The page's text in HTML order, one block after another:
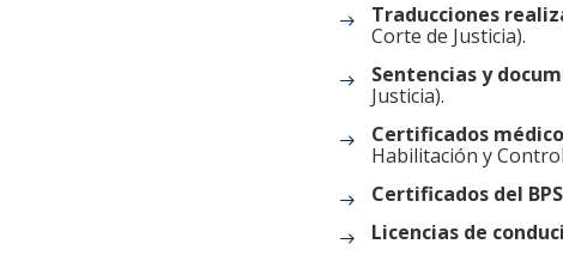
Traducciones
Corte de Justicia).
Sentencias y
Justicia).
Certificados
Habilitación y
Certificados del
Licencias de